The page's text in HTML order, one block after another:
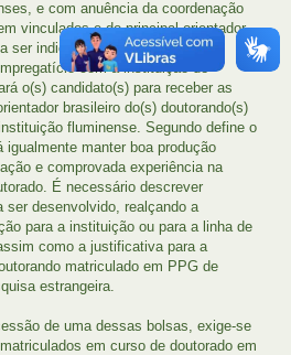
e com anuência da coordenação
vinculados e do principal orientador
ser indicado para a bolsa. O
com a instituição de
o(s) candidato(s) para receber as
brasileiro do(s) doutorando(s)
fluminense. Segundo define o
igualmente manter boa produção
e comprovada experiência na
É necessário descrever
ser desenvolvido, realçando a
para a instituição ou para a linha de
como a justificativa para a
matriculado em PPG de
estrangeira.
de uma dessas bolsas, exige-se
em curso de doutorado em